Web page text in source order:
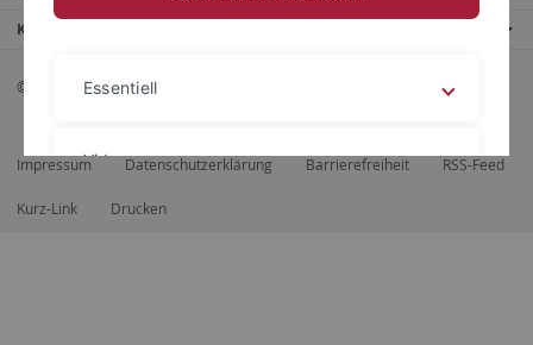
Kontaktinfo
© 2026 Eberhard Karls Universität Tübingen, Tübingen
Impressum Datenschutzerklärung Barrierefreiheit RSS-Feed
Kurz-Link Drucken
Essentiell
Videos